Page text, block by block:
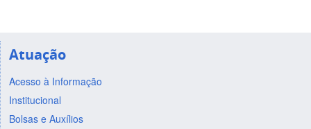
Atuação
Acesso à Informação
Institucional
Bolsas e Auxílios